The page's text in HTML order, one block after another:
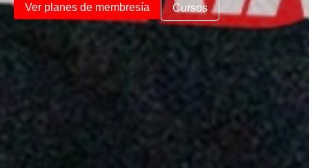
Ver planes de membresía Cursos